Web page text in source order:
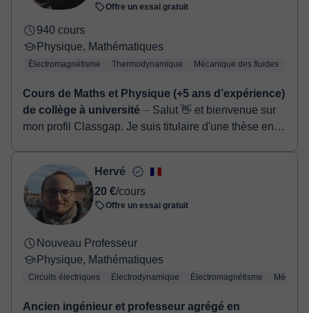
Offre un essai gratuit
940 cours
Physique, Mathématiques
Électromagnétisme Thermodynamique Mécanique des fluides
Cours de Maths et Physique (+5 ans d’expérience)
de collège à université ⏤ Salut 👋 et bienvenue sur
mon profil Classgap. Je suis titulaire d'une thèse en
Hervé
20 €/cours
Offre un essai gratuit
Nouveau Professeur
Physique, Mathématiques
Circuits électriques Électrodynamique Électromagnétisme
Ancien ingénieur et professeur agrégé en